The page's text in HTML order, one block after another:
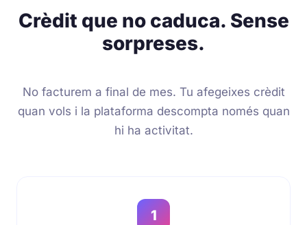
Crèdit que no caduca. Sense
sorpreses.
No facturem a final de mes. Tu afegeixes crèdit
quan vols i la plataforma descompta només quan
hi ha activitat.
1